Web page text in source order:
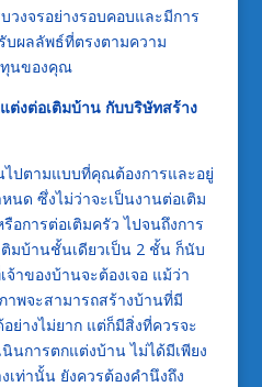
วงจรอย่างรอบคอบและมีการ
ผลลัพธ์ที่ตรงตามความ
ทุนของคุณ
ต่งต่อเติมบ้าน กับบริษัทสร้าง
ไปตามแบบที่คุณต้องการและอยู่
ด ซึ่งไม่ว่าจะเป็นงานต่อเติม
อการต่อเติมครัว ไปจนถึงการ
มบ้านชั้นเดียวเป็น 2 ชั้น ก็นับ
าของบ้านจะต้องเจอ แม้ว่า
พจะสามารถสร้างบ้านที่มี
ย่างไม่ยาก แต่ก็มีสิ่งที่ควรจะ
นการตกแต่งบ้าน ไม่ได้มีเพียง
เท่านั้น ยังควรต้องคำนึงถึง